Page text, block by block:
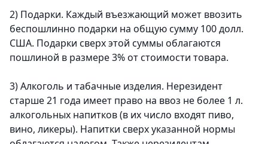
2) Подарки. Каждый въезжающий может ввозить
беспошлинно подарки на общую сумму 100 долл.
США. Подарки сверх этой суммы облагаются
пошлиной в размере 3% от стоимости товара.
3)Алкоголь и табачные изделия. Нерезидент
старше 21 года имеет право на ввоз не более 1 л.
алкогольных напитков (в их число входят пиво,
вино, ликеры). Напитки сверх указанной нормы